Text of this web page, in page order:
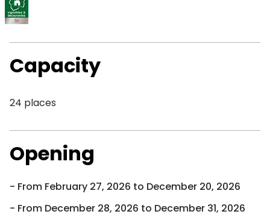
Capacity
24 places
Opening
From February 27, 2026 to December 20, 2026
From December 28, 2026 to December 31, 2026